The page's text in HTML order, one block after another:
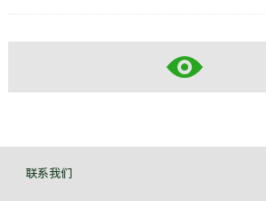
联系我们